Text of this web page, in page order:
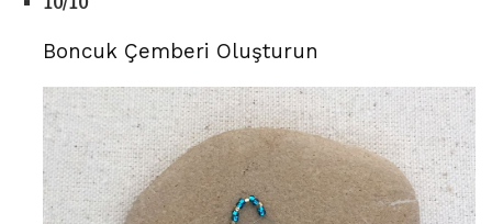
Boncuk Çemberi Oluşturun